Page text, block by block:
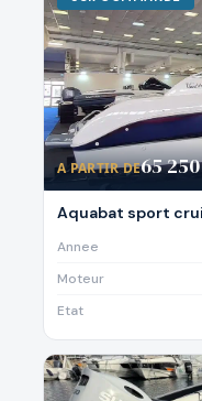
A PARTIR DE65
Aquabat sport
Annee
Moteur
Etat